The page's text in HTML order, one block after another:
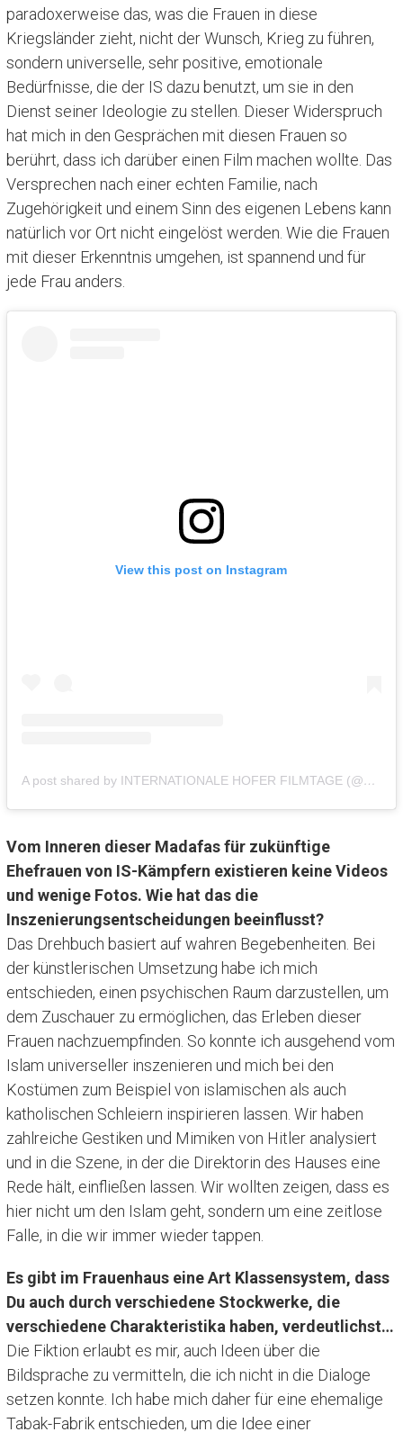
paradoxerweise das, was die Frauen in diese
Kriegsländer zieht, nicht der Wunsch, Krieg zu führen,
sondern universelle, sehr positive, emotionale
Bedürfnisse, die der IS dazu benutzt, um sie in den
Dienst seiner Ideologie zu stellen. Dieser Widerspruch
hat mich in den Gesprächen mit diesen Frauen so
berührt, dass ich darüber einen Film machen wollte. Das
Versprechen nach einer echten Familie, nach
Zugehörigkeit und einem Sinn des eigenen Lebens kann
natürlich vor Ort nicht eingelöst werden. Wie die Frauen
mit dieser Erkenntnis umgehen, ist spannend und für
jede Frau anders.
View this post on Instagram
A post shared by INTERNATIONALE HOFER FILMTAGE (@hoferfilmtage)
Vom Inneren dieser Madafas für zukünftige
Ehefrauen von IS-Kämpfern existieren keine Videos
und wenige Fotos. Wie hat das die
Inszenierungsentscheidungen beeinflusst?
Das Drehbuch basiert auf wahren Begebenheiten. Bei
der künstlerischen Umsetzung habe ich mich
entschieden, einen psychischen Raum darzustellen, um
dem Zuschauer zu ermöglichen, das Erleben dieser
Frauen nachzuempfinden. So konnte ich ausgehend vom
Islam universeller inszenieren und mich bei den
Kostümen zum Beispiel von islamischen als auch
katholischen Schleiern inspirieren lassen. Wir haben
zahlreiche Gestiken und Mimiken von Hitler analysiert
und in die Szene, in der die Direktorin des Hauses eine
Rede hält, einfließen lassen. Wir wollten zeigen, dass es
hier nicht um den Islam geht, sondern um eine zeitlose
Falle, in die wir immer wieder tappen.
Es gibt im Frauenhaus eine Art Klassensystem, dass
Du auch durch verschiedene Stockwerke, die
verschiedene Charakteristika haben, verdeutlichst…
Die Fiktion erlaubt es mir, auch Ideen über die
Bildsprache zu vermitteln, die ich nicht in die Dialoge
setzen konnte. Ich habe mich daher für eine ehemalige
Tabak-Fabrik entschieden, um die Idee einer